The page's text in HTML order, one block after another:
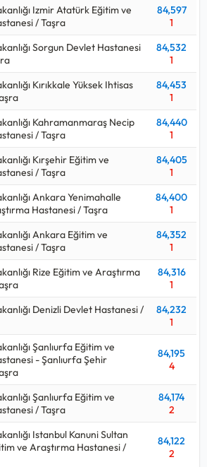
Izmir Atatürk Eğitim ve
/ Taşra
84,597
1
Sorgun Devlet Hastanesi
84,532
1
Kırıkkale Yüksek Ihtisas
84,453
1
Kahramanmaraş Necip
/ Taşra
84,440
1
Kırşehir Eğitim ve
/ Taşra
84,405
1
Ankara Yenimahalle
Hastanesi / Taşra
84,400
1
Ankara Eğitim ve
/ Taşra
84,352
1
Rize Eğitim ve Araştırma
84,316
1
Denizli Devlet Hastanesi /
84,232
1
Şanlıurfa Eğitim ve
- Şanlıurfa Şehir
84,195
4
Şanlıurfa Eğitim ve
/ Taşra
84,174
2
Istanbul Kanuni Sultan
ve Araştırma Hastanesi /
84,122
2